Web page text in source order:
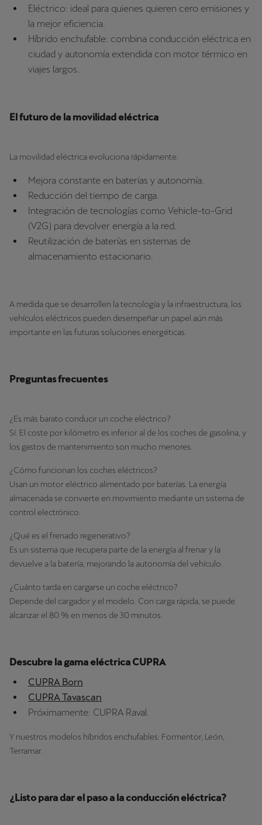
Eléctrico: ideal para quienes quieren cero emisiones y
la mejor eficiencia.
Híbrido enchufable: combina conducción eléctrica en
ciudad y autonomía extendida con motor térmico en
viajes largos.
El futuro de la movilidad eléctrica
La movilidad eléctrica evoluciona rápidamente:
Mejora constante en baterías y autonomía.
Reducción del tiempo de carga.
Integración de tecnologías como Vehicle-to-Grid
(V2G) para devolver energía a la red.
Reutilización de baterías en sistemas de
almacenamiento estacionario.
A medida que se desarrollen la tecnología y la infraestructura, los
vehículos eléctricos pueden desempeñar un papel aún más
importante en las futuras soluciones energéticas.
Preguntas frecuentes
¿Es más barato conducir un coche eléctrico?
Sí. El coste por kilómetro es inferior al de los coches de gasolina, y
los gastos de mantenimiento son mucho menores.
¿Cómo funcionan los coches eléctricos?
Usan un motor eléctrico alimentado por baterías. La energía
almacenada se convierte en movimiento mediante un sistema de
control electrónico.
¿Qué es el frenado regenerativo?
Es un sistema que recupera parte de la energía al frenar y la
devuelve a la batería, mejorando la autonomía del vehículo.
¿Cuánto tarda en cargarse un coche eléctrico?
Depende del cargador y el modelo. Con carga rápida, se puede
alcanzar el 80 % en menos de 30 minutos.
Descubre la gama eléctrica CUPRA
CUPRA Born
CUPRA Tavascan
Próximamente: CUPRA Raval.
Y nuestros modelos híbridos enchufables: Formentor, León,
Terramar.
¿Listo para dar el paso a la conducción eléctrica?